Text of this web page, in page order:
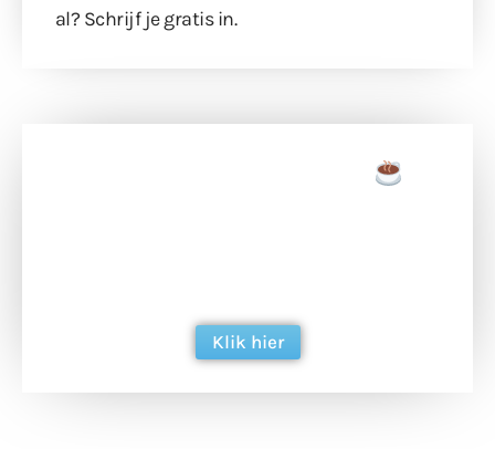
al? Schrijf je gratis in.
Klik hier